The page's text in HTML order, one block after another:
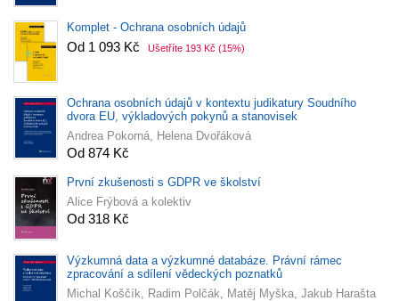
Komplet - Ochrana osobních údajů
Od 1 093 Kč Ušetříte 193 Kč (15%)
Ochrana osobních údajů v kontextu judikatury Soudního
dvora EU, výkladových pokynů a stanovisek
Andrea Pokorná, Helena Dvořáková
Od 874 Kč
První zkušenosti s GDPR ve školství
Alice Frýbová a kolektiv
Od 318 Kč
Výzkumná data a výzkumné databáze. Právní rámec
zpracování a sdílení vědeckých poznatků
Michal Koščík, Radim Polčák, Matěj Myška, Jakub Harašta